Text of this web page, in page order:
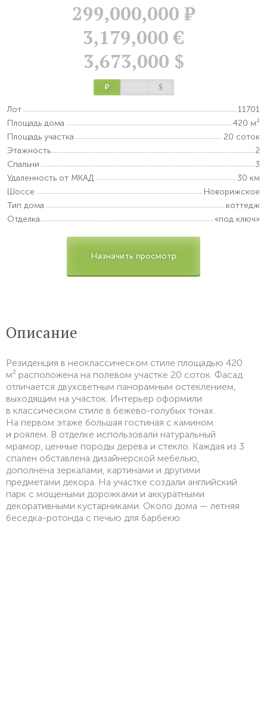
299,000,000 Р
3,179,000 €
3,673,000 $
Р $
Лот
11701
Площадь дома
420 м²
Площадь участка
20 соток
Этажность
2
Спальни
3
Удаленность от МКАД
30 км
Шоссе
Новорижское
Тип дома
коттедж
Отделка
«под ключ»
Назначить просмотр
Описание
Резиденция в неоклассическом стиле площадью 420
м² расположена на полевом участке 20 соток. Фасад
отличается двухсветным панорамным остеклением,
выходящим на участок. Интерьер оформили
в классическом стиле в бежево-голубых тонах.
На первом этаже большая гостиная с камином
и роялем. В отделке использовали натуральный
мрамор, ценные породы дерева и стекло. Каждая из 3
спален обставлена дизайнерской мебелью,
дополнена зеркалами, картинами и другими
предметами декора. На участке создали английский
парк с мощеными дорожками и аккуратными
декоративными кустарниками. Около дома — летняя
беседка-ротонда с печью для барбекю.